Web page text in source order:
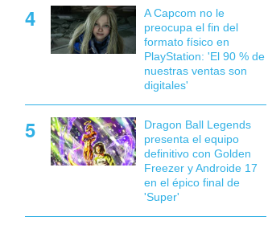
A Capcom no le
preocupa el fin del
formato físico en
PlayStation: 'El 90 % de
nuestras ventas son
digitales'
Dragon Ball Legends
presenta el equipo
definitivo con Golden
Freezer y Androide 17
en el épico final de
'Super'